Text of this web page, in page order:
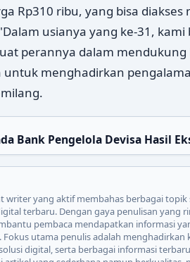
Rp310 ribu, yang bisa diakses
usianya yang ke-31, kami
perannya dalam
menghadirkan
Bank Pengelola Devisa Hasil
writer yang aktif membahas berbagai
terbaru. Dengan gaya penulisan yang
pembaca mendapatkan informasi
utama penulis adalah
digital, serta berbagai informasi